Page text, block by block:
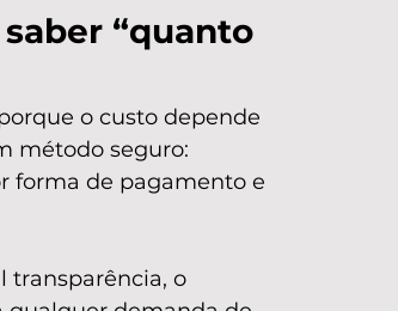
“quanto
o custo depende
método seguro:
forma de pagamento e
transparência, o